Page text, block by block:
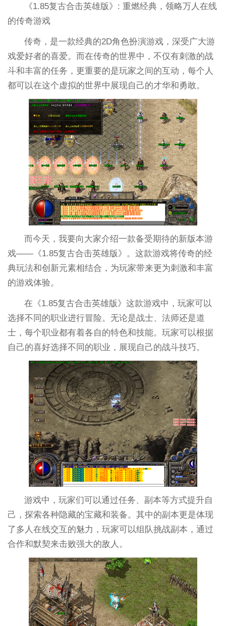
《1.85复古合击英雄版》: 重燃经典，领略万人在线
的传奇游戏
传奇，是一款经典的2D角色扮演游戏，深受广大游
戏爱好者的喜爱。而在传奇的世界中，不仅有刺激的战
斗和丰富的任务，更重要的是玩家之间的互动，每个人
都可以在这个虚拟的世界中展现自己的才华和勇敢。
而今天，我要向大家介绍一款备受期待的新版本游
戏——《1.85复古合击英雄版》。这款游戏将传奇的经
典玩法和创新元素相结合，为玩家带来更为刺激和丰富
的游戏体验。
在《1.85复古合击英雄版》这款游戏中，玩家可以
选择不同的职业进行冒险。无论是战士、法师还是道
士，每个职业都有着各自的特色和技能。玩家可以根据
自己的喜好选择不同的职业，展现自己的战斗技巧。
游戏中，玩家们可以通过任务、副本等方式提升自
己，探索各种隐藏的宝藏和装备。其中的副本更是体现
了多人在线交互的魅力，玩家可以组队挑战副本，通过
合作和默契来击败强大的敌人。